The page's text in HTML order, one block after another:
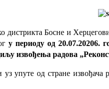
Босне и
у периоду од 20.07.20206.
извођења радова
упуте од стране